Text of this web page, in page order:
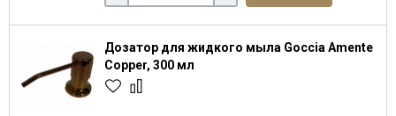
Дозатор для жидкого мыла Goccia Amente
Copper, 300 мл